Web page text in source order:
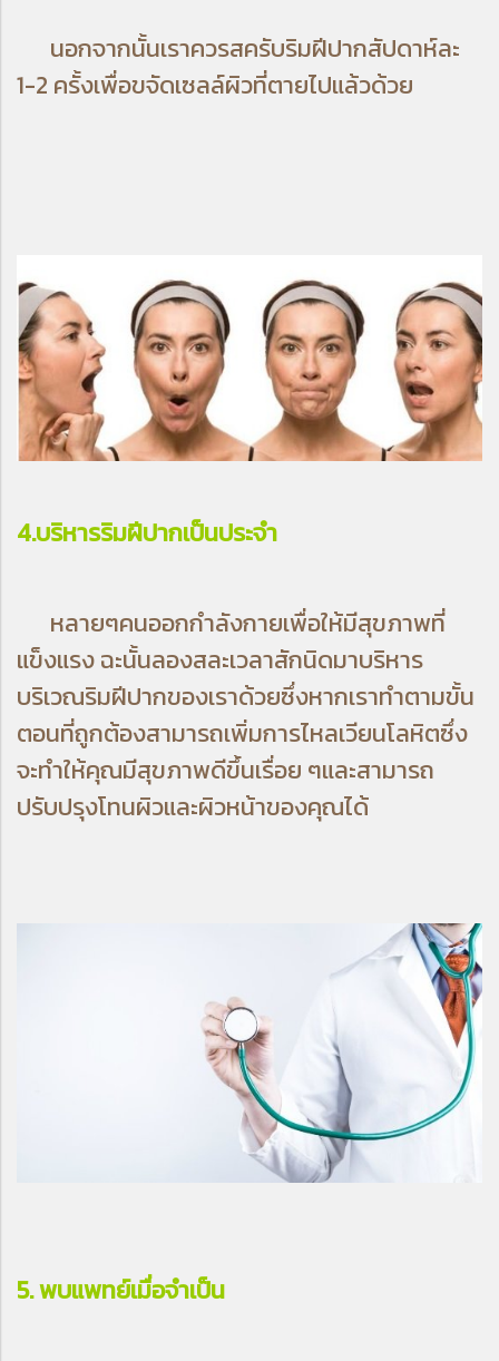
นอกจากนั้นเราควรสครับริมฝีปากสัปดาห์ละ
1-2 ครั้งเพื่อขจัดเซลล์ผิวที่ตายไปแล้วด้วย
4.บริหารริมฝีปากเป็นประจำ
หลายๆคนออกกำลังกายเพื่อให้มีสุขภาพที่
แข็งแรง ฉะนั้นลองสละเวลาสักนิดมาบริหาร
บริเวณริมฝีปากของเราด้วยซึ่งหากเราทำตามขั้น
ตอนที่ถูกต้องสามารถเพิ่มการไหลเวียนโลหิตซึ่ง
จะทำให้คุณมีสุขภาพดีขึ้นเรื่อย ๆและสามารถ
ปรับปรุงโทนผิวและผิวหน้าของคุณได้
5. พบแพทย์เมื่อจำเป็น